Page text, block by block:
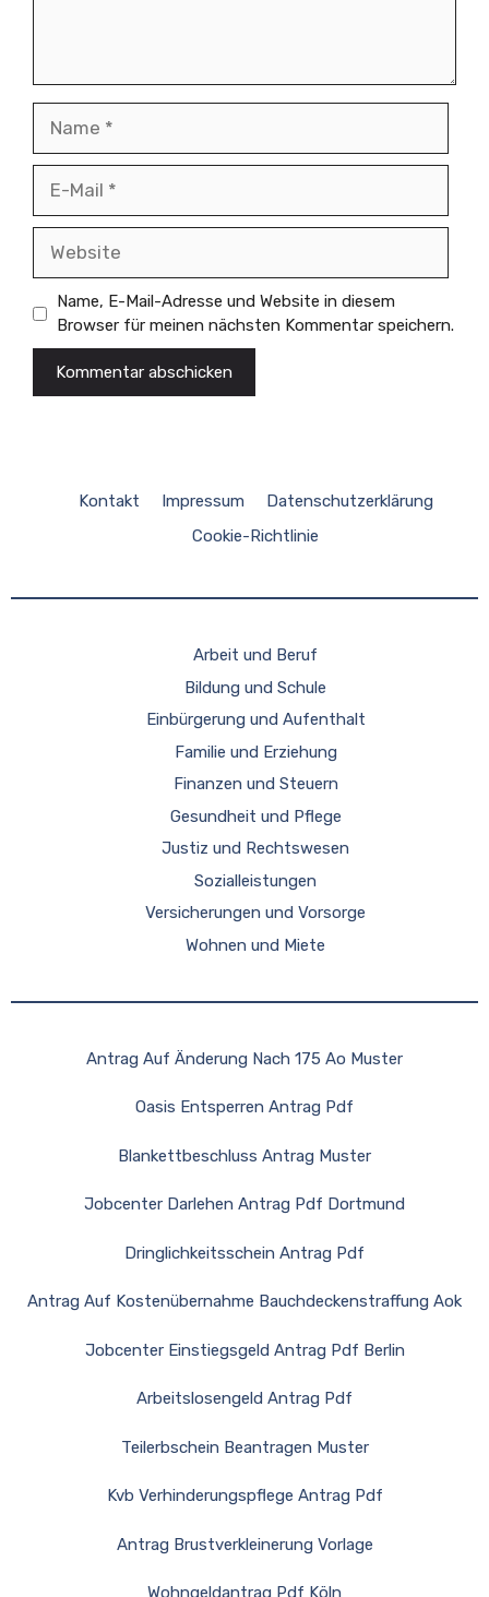
Mail
Name, E-Mail-Adresse und Website in diesem
Browser für meinen nächsten Kommentar speichern.
Kontakt Impressum
Datenschutzerklärung
Cookie-Richtlinie
Arbeit und Beruf
Bildung und Schule
Einbürgerung und Aufenthalt
Familie und Erziehung
Finanzen und Steuern
Gesundheit und Pflege
Justiz und Rechtswesen
Sozialleistungen
Versicherungen und Vorsorge
Wohnen und Miete
Antrag Auf Änderung Nach 175 Ao Muster
Oasis Entsperren Antrag Pdf
Blankettbeschluss Antrag Muster
Jobcenter Darlehen Antrag Pdf Dortmund
Dringlichkeitsschein Antrag Pdf
Antrag Auf Kostenübernahme Bauchdeckenstraffung Aok
Jobcenter Einstiegsgeld Antrag Pdf Berlin
Arbeitslosengeld Antrag Pdf
Teilerbschein Beantragen Muster
Kvb Verhinderungspflege Antrag Pdf
Antrag Brustverkleinerung Vorlage
Wohngeldantrag Pdf Köln